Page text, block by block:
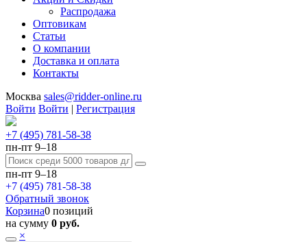
Распродажа
Оптовикам
Статьи
О компании
Доставка и оплата
Контакты
Москва sales@ridder-online.ru
Войти Войти | Регистрация
+7 (495) 781-58-38
пн-пт 9–18
пн-пт 9–18
+7 (495) 781-58-38
Обратный звонок
Корзина0 позиций
на сумму 0 руб.
×